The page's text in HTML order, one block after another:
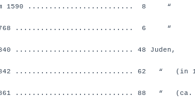
1590 ......................... 8
............................ 6
............................ 48 Juden,
............................ 62 “ (in 13
............................ 88 “ (ca. 4%